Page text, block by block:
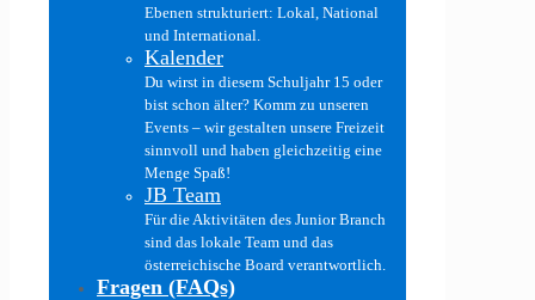
Ebenen strukturiert: Lokal, National
und International.
Kalender
Du wirst in diesem Schuljahr 15 oder
bist schon älter? Komm zu unseren
Events – wir gestalten unsere Freizeit
sinnvoll und haben gleichzeitig eine
Menge Spaß!
JB Team
Für die Aktivitäten des Junior Branch
sind das lokale Team und das
österreichische Board verantwortlich.
Fragen (FAQs)